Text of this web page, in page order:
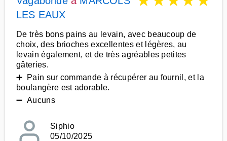
LES EAUX
De très bons pains au levain, avec beaucoup de
choix, des brioches excellentes et légères, au
levain également, et de très agréables petites
gâteries.
➕ Pain sur commande à récupérer au fournil, et la
boulangère est adorable.
➖ Aucuns
Siphio
05/10/2025